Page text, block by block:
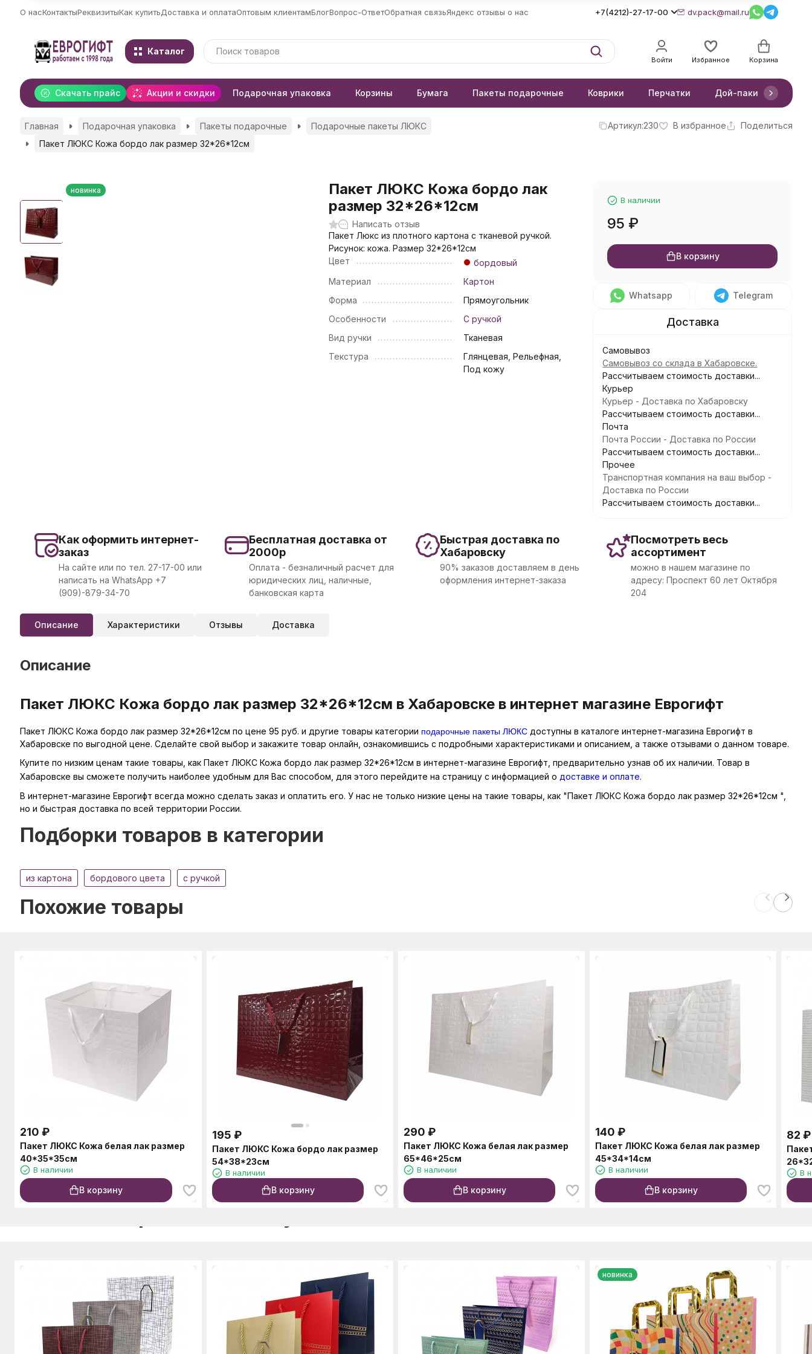
О насКонтактыРеквизитыКак купитьДоставка и оплатаОптовым клиентамБлогВопрос-ОтветОбратная связьЯндекс отзывы о нас +7(4212)-27-17-00 dv.pack@mail.ru
Каталог
Войти Избранное Корзина
Скачать прайс Акции и скидки Подарочная упаковка Корзины Бумага Пакеты подарочные Коврики Перчатки Дой-паки
Главная Подарочная упаковка Пакеты подарочные
Подарочные пакеты ЛЮКС
Пакет ЛЮКС Кожа бордо лак размер 32*26*12см
Артикул:230 В избранное Поделиться
новинка
Пакет ЛЮКС Кожа бордо лак
размер 32*26*12см
Написать отзыв
Пакет Люкс из плотного картона с тканевой ручкой.
Рисунок: кожа. Размер 32*26*12см
Цвет
бордовый
Материал
Картон
Форма
Прямоугольник
Особенности
С ручкой
Вид ручки
Тканевая
Текстура
Глянцевая, Рельефная,
Под кожу
В наличии
95 ₽
В корзину
Whatsapp Telegram
Самовывоз
Самовывоз со склада в Хабаровске.
Рассчитываем стоимость доставки...
Курьер
Курьер - Доставка по Хабаровску
Рассчитываем стоимость доставки...
Почта
Почта России - Доставка по России
Рассчитываем стоимость доставки...
Прочее
Транспортная компания на ваш выбор -
Доставка по России
Рассчитываем стоимость доставки...
Как оформить интернет-
заказ
На сайте или по тел. 27-17-00 или
написать на WhatsApp +7
(909)-879-34-70
Бесплатная доставка от
2000р
Оплата - безналичный расчет для
юридических лиц, наличные,
банковская карта
Быстрая доставка по
Хабаровску
90% заказов доставляем в день
оформления интернет-заказа
Посмотреть весь
ассортимент
можно в нашем магазине по
адресу: Проспект 60 лет Октября
204
Описание Характеристики Отзывы Доставка
Описание
Пакет ЛЮКС Кожа бордо лак размер 32*26*12см в Хабаровске в интернет магазине Еврогифт
Пакет ЛЮКС Кожа бордо лак размер 32*26*12см по цене 95 руб. и другие товары категории подарочные пакеты ЛЮКСдоступны в каталоге интернет-магазина Еврогифт в
Хабаровске по выгодной цене. Сделайте свой выбор и закажите товар онлайн, ознакомившись с подробными характеристиками и описанием, а также отзывами о данном товаре.
Купите по низким ценам такие товары, как Пакет ЛЮКС Кожа бордо лак размер 32*26*12см в интернет-магазине Еврогифт, предварительно узнав об их наличии. Товар в
Хабаровске вы сможете получить наиболее удобным для Вас способом, для этого перейдите на страницу с информацией о доставке и оплате.
В интернет-магазине Еврогифт всегда можно сделать заказ и оплатить его. У нас не только низкие цены на такие товары, как "Пакет ЛЮКС Кожа бордо лак размер 32*26*12см ",
но и быстрая доставка по всей территории России.
Подборки товаров в категории
из картона бордового цвета с ручкой
Похожие товары
210 ₽
Пакет ЛЮКС Кожа белая лак размер
40*35*35см
В наличии
В корзину
195 ₽
Пакет ЛЮКС Кожа бордо лак размер
54*38*23см
В наличии
В корзину
290 ₽
Пакет ЛЮКС Кожа белая лак размер
65*46*25см
В наличии
В корзину
140 ₽
Пакет ЛЮКС Кожа белая лак размер
45*34*14см
В наличии
В корзину
82 ₽
В
новинка